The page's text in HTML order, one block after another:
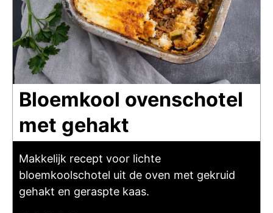
Bloemkool ovenschotel
met gehakt
Makkelijk recept voor lichte
bloemkoolschotel uit de oven met gekruid
gehakt en geraspte kaas.